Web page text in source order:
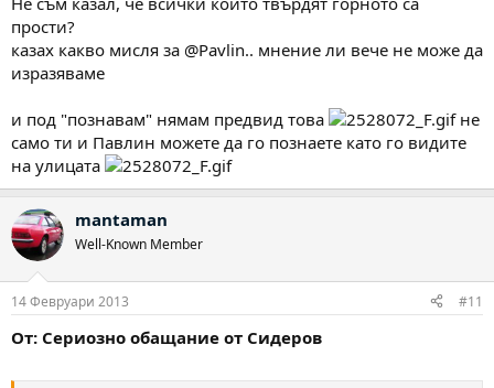
прости?
казах какво мисля за @Pavlin.. мнение ли вече не може да
изразяваме
и под "познавам" нямам предвид това
не
само ти и Павлин можете да го познаете като го видите
на улицата
mantaman
Well-Known Member
14 Февруари 2013 #11
От: Сериозно обащание от Сидеров